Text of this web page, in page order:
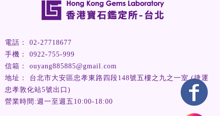
02-27718677
0922-755-999
ouyang885885@gmail.com
台北市大安區忠孝東路四段148號五樓之九之一室 (捷運
忠孝敦化站5號出口)
營業時間:週一至週五10:00-18:00